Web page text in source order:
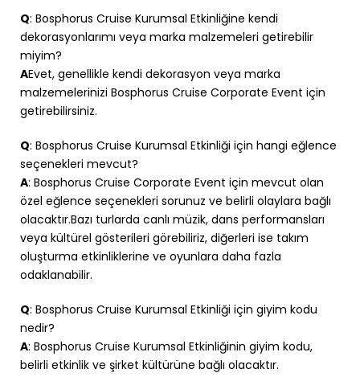
Q: Bosphorus Cruise Kurumsal Etkinliğine kendi
dekorasyonlarımı veya marka malzemeleri getirebilir
miyim?
AEvet, genellikle kendi dekorasyon veya marka
malzemelerinizi Bosphorus Cruise Corporate Event için
getirebilirsiniz.
Q: Bosphorus Cruise Kurumsal Etkinliği için hangi eğlence
seçenekleri mevcut?
A: Bosphorus Cruise Corporate Event için mevcut olan
özel eğlence seçenekleri sorunuz ve belirli olaylara bağlı
olacaktır.Bazı turlarda canlı müzik, dans performansları
veya kültürel gösterileri görebiliriz, diğerleri ise takım
oluşturma etkinliklerine ve oyunlara daha fazla
odaklanabilir.
Q: Bosphorus Cruise Kurumsal Etkinliği için giyim kodu
nedir?
A: Bosphorus Cruise Kurumsal Etkinliğinin giyim kodu,
belirli etkinlik ve şirket kültürüne bağlı olacaktır.